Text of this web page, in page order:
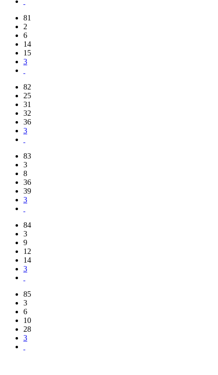
81
2
6
14
15
3
82
25
31
32
36
3
83
3
8
36
39
3
84
3
9
12
14
3
85
3
6
10
28
3